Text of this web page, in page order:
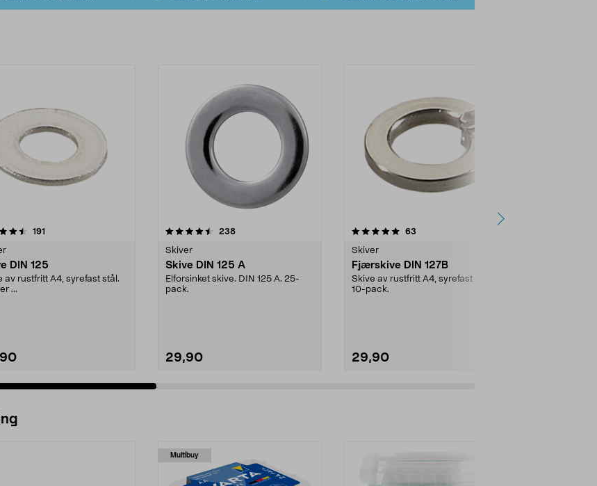
191
DIN 125
av rustfritt A4, syrefast stål.
...
4.5 av 5 stjerner 238anmeldelser
Skiver
Skive DIN 125 A
Elforsinket skive. DIN 125 A. 25-
pack.
29,90
5.0 av 5 stjerner 63
Skiver
Fjærskive DIN 127B
Skive av rustfritt A4, syrefast stål.
10-pack.
29,90
5.0 av 5 stjerner
Multibuy